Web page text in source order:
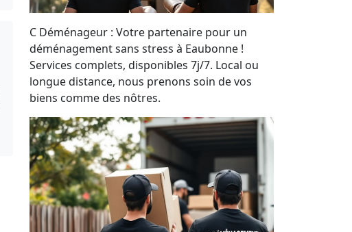
C Déménageur : Votre partenaire pour un
déménagement sans stress à Eaubonne !
Services complets, disponibles 7j/7. Local ou
longue distance, nous prenons soin de vos
biens comme des nôtres.